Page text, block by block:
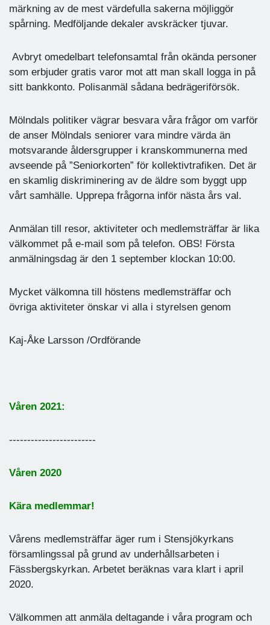
märkning av de mest värdefulla sakerna möjliggör
spårning. Medföljande dekaler avskräcker tjuvar.
Avbryt omedelbart telefonsamtal från okända personer
som erbjuder gratis varor mot att man skall logga in på
sitt bankkonto. Polisanmäl sådana bedrägeriförsök.
Mölndals politiker vägrar besvara våra frågor om varför
de anser Mölndals seniorer vara mindre värda än
motsvarande åldersgrupper i kranskommunerna med
avseende på ”Seniorkorten” för kollektivtrafiken. Det är
en skamlig diskriminering av de äldre som byggt upp
vårt samhälle. Upprepa frågorna inför nästa års val.
Anmälan till resor, aktiviteter och medlemsträffar är lika
välkommet på e-mail som på telefon. OBS! Första
anmälningsdag är den 1 september klockan 10:00.
Mycket välkomna till höstens medlemsträffar och
övriga aktiviteter önskar vi alla i styrelsen genom
Kaj-Åke Larsson /Ordförande
Våren 2021:
------------------------
Våren 2020
Kära medlemmar!
Vårens medlemsträffar äger rum i Stensjökyrkans
församlingssal på grund av underhållsarbeten i
Fässbergskyrkan. Arbetet beräknas vara klart i april
2020.
Välkommen att anmäla deltagande i våra program och